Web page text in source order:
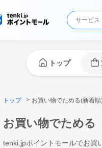
トップ
トップ お買い物でためる(新着順
お買い物でためる
tenki.jpポイントモールでお買